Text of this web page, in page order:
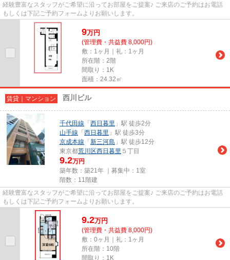
経験豊富なスタッフがご希望に沿ってお部屋をご提案♪ ご来店のご予約はお電話
もしくは下記ご予約フォームよりお願いします。
9万円
(管理費・共益費 8,000円)
敷：1ヶ月｜礼：1ヶ月
所在階：2階
間取り：1K
面積：24.32㎡
賃貸｜マンション 西川ビル
千代田線 「 西日暮里 」駅 徒歩2分
山手線 「 西日暮里 」駅 徒歩3分
京成本線 「 新三河島 」駅 徒歩12分
東京都荒川区西日暮里 ５丁目
9.2万円
築年数：築21年 ｜募集中： 1室
階数：11階建
経験豊富なスタッフがご希望に沿ってお部屋をご提案♪ ご来店のご予約はお電話
もしくは下記ご予約フォームよりお願いします。
9.2万円
(管理費・共益費 8,000円)
敷：0ヶ月｜礼：1ヶ月
所在階：10階
間取り：1K